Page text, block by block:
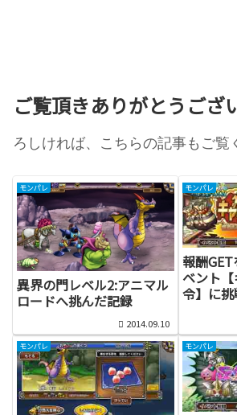
ご覧頂きありがとうござ
ろしければ、こちらの記事もご覧
モンパレ
異界の門レベル2:アニマル
ロードへ挑んだ記録
2014.09.10
モンパレ
報酬
ベント
令】に挑
モンパレ モンパレ